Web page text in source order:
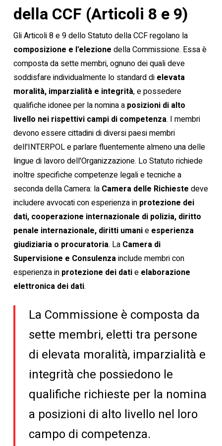
della CCF (Articoli 8 e 9)
Gli Articoli 8 e 9 dello Statuto della CCF regolano la
composizione e l'elezione della Commissione. Essa è
composta da sette membri, ognuno dei quali deve
soddisfare individualmente lo standard di elevata
moralità, imparzialità e integrità, e possedere
qualifiche idonee per la nomina a posizioni di alto
livello nei rispettivi campi di competenza. I membri
devono essere cittadini di diversi paesi membri
dell'INTERPOL e parlare fluentemente almeno una delle
lingue di lavoro dell'Organizzazione. Lo Statuto richiede
inoltre specifiche competenze legali e tecniche a
seconda della Camera: la Camera delle Richieste deve
includere avvocati con esperienza in protezione dei
dati, cooperazione internazionale di polizia, diritto
penale internazionale, diritti umanie esperienza
giudiziaria o procuratoria. La Camera di
Supervisione e Consulenzainclude membri con
esperienza in protezione dei datie elaborazione
elettronica dei dati.
La Commissione è composta da
sette membri, eletti tra persone
di elevata moralità, imparzialità e
integrità che possiedono le
qualifiche richieste per la nomina
a posizioni di alto livello nel loro
campo di competenza.